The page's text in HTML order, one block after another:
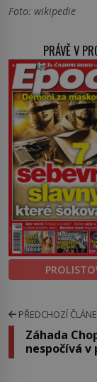
Foto: wikipedie
PRÁVĚ V
PŘEDCHOZÍ
Záhada
nespočívá v